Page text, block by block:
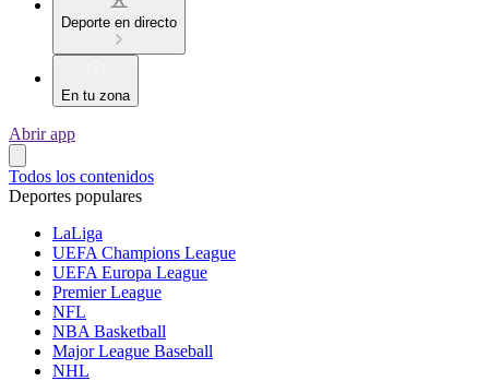
Deporte en directo
En tu zona
Abrir app
Todos los contenidos
Deportes populares
LaLiga
UEFA Champions League
UEFA Europa League
Premier League
NFL
NBA Basketball
Major League Baseball
NHL